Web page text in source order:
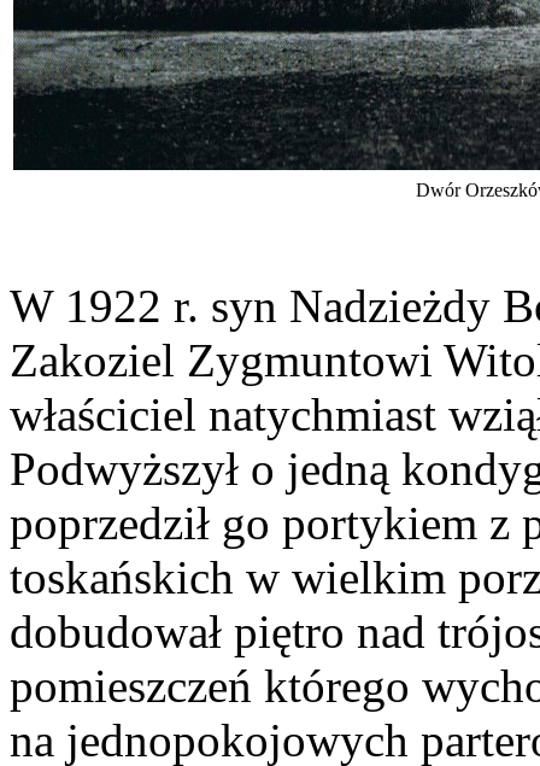
Dwór
W 1922 r. syn Nadzieżdy
Zakoziel Zygmuntowi
właściciel natychmiast
Podwyższył o jedną
poprzedził go portykiem z
toskańskich w wielkim
dobudował piętro nad
pomieszczeń którego
na jednopokojowych